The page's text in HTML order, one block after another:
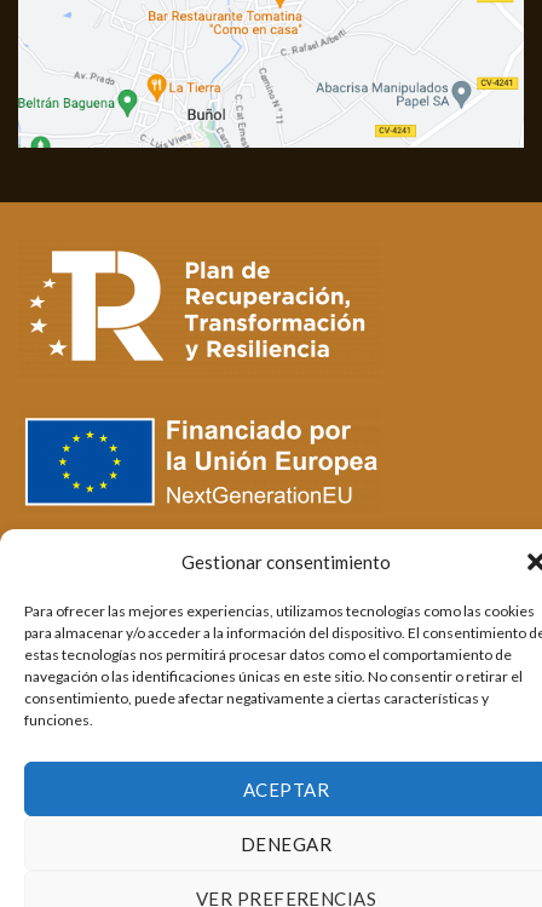
Gestionar consentimiento
Para ofrecer las mejores experiencias, utilizamos tecnologías como las cookies
para almacenar y/o acceder a la información del dispositivo. El consentimiento
estas tecnologías nos permitirá procesar datos como el comportamiento de
navegación o las identificaciones únicas en este sitio. No consentir o retirar el
consentimiento, puede afectar negativamente a ciertas características y
funciones.
ACEPTAR
DENEGAR
VER PREFERENCIAS
Copyright 2026 ©DECORHEME Carpintería a medida